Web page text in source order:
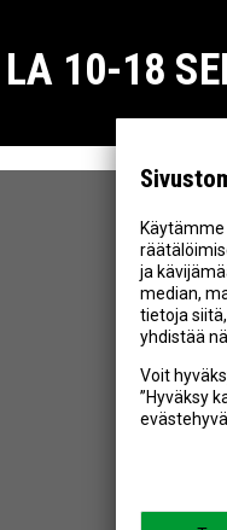
ja
median,
tietoja
yhdistää
Voit
”Hyväksy
10-18